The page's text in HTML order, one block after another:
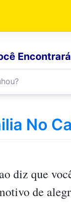
No
diz que
de